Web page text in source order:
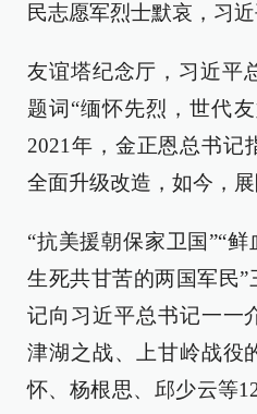
民志愿军烈士默哀，习
友谊塔纪念厅，习近平
题词“缅怀先烈，世代
2021年，金正恩总书记
全面升级改造，如今，展
“抗美援朝保家卫国”“
生死共甘苦的两国军民
记向习近平总书记一一
津湖之战、上甘岭战役
怀、杨根思、邱少云等